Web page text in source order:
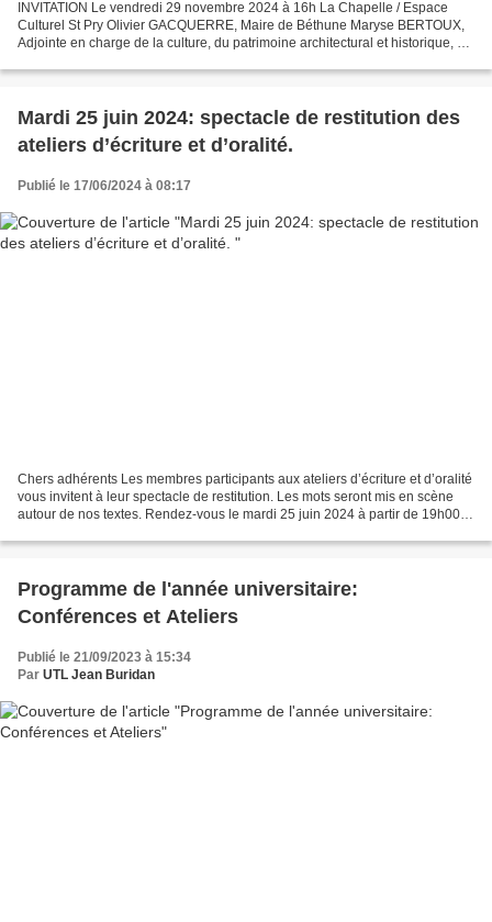
INVITATION Le vendredi 29 novembre 2024 à 16h La Chapelle / Espace
Culturel St Pry Olivier GACQUERRE, Maire de Béthune Maryse BERTOUX,
Adjointe en charge de la culture, du patrimoine architectural et historique, du
Mardi 25 juin 2024: spectacle de restitution des
ateliers d’écriture et d’oralité.
Publié le 17/06/2024 à 08:17
Chers adhérents Les membres participants aux ateliers d’écriture et d’oralité
vous invitent à leur spectacle de restitution. Les mots seront mis en scène
autour de nos textes. Rendez-vous le mardi 25 juin 2024 à partir de 19h00
Programme de l'année universitaire:
Conférences et Ateliers
Publié le 21/09/2023 à 15:34
Par UTL Jean Buridan